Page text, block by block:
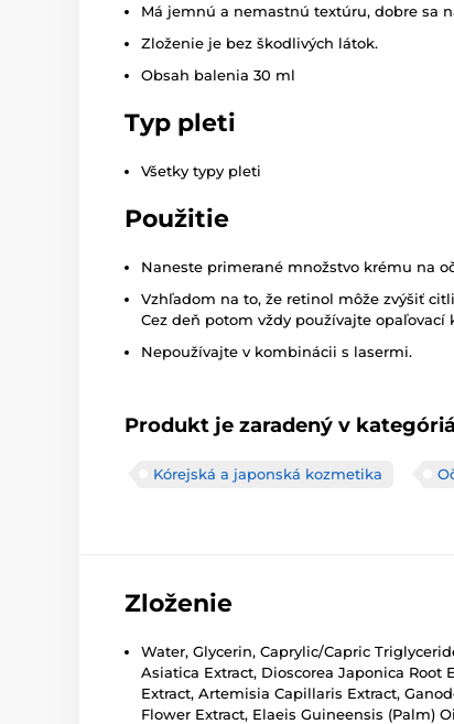
Má jemnú a nemastnú textúru, dobre sa
Zloženie je bez škodlivých látok.
Obsah balenia 30 ml
Typ pleti
Všetky typy pleti
Použitie
Naneste primerané množstvo krému na
Vzhľadom na to, že retinol môže zvýšiť
Cez deň potom vždy používajte opaľovací
Nepoužívajte v kombinácii s lasermi.
Produkt je zaradený v
Kórejská a japonská kozmetika
Zloženie
Water, Glycerin, Caprylic/Capric
Asiatica Extract, Dioscorea Japonica Root
Extract, Artemisia Capillaris Extract,
Flower Extract, Elaeis Guineensis (Palm)